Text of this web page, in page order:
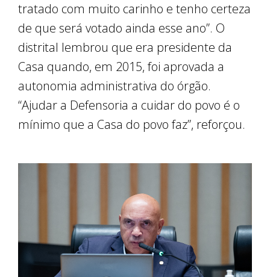
tratado com muito carinho e tenho certeza
de que será votado ainda esse ano”. O
distrital lembrou que era presidente da
Casa quando, em 2015, foi aprovada a
autonomia administrativa do órgão.
“Ajudar a Defensoria a cuidar do povo é o
mínimo que a Casa do povo faz”, reforçou.